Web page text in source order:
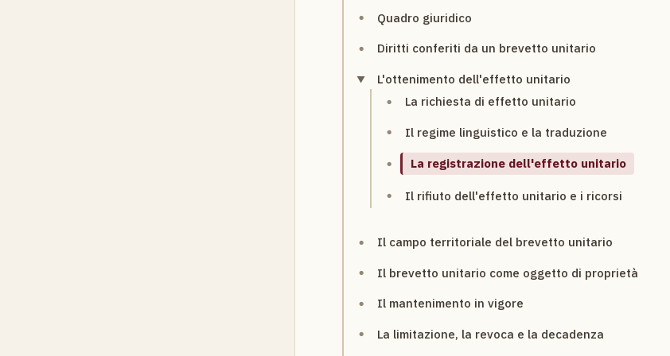
Quadro giuridico
Diritti conferiti da un brevetto unitario
L'ottenimento dell'effetto unitario
La richiesta di effetto unitario
Il regime linguistico e la traduzione
La registrazione dell'effetto unitario
Il rifiuto dell'effetto unitario e i ricorsi
Il campo territoriale del brevetto unitario
Il brevetto unitario come oggetto di proprietà
Il mantenimento in vigore
La limitazione, la revoca e la decadenza